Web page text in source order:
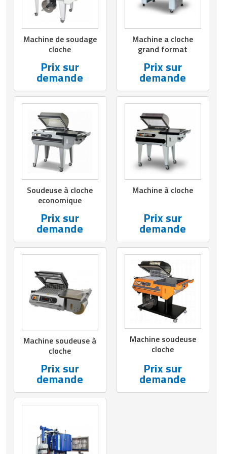
Matériel de musculation
Vêtement sportif
Rôtisserie professionnelle
Sautause professionnelle
Table de cuisson professionnelle
Tables de préparation réfrigérées
Ustensile de cuisine
Vaisselle restaurant
Vitrines réfrigérées
Machine de soudage
cloche
Prix sur
demande
Machine a cloche
grand format
Prix sur
demande
Soudeuse à cloche
economique
Prix sur
demande
Machine à cloche
Prix sur
demande
Machine soudeuse à
cloche
Prix sur
demande
Machine soudeuse
cloche
Prix sur
demande